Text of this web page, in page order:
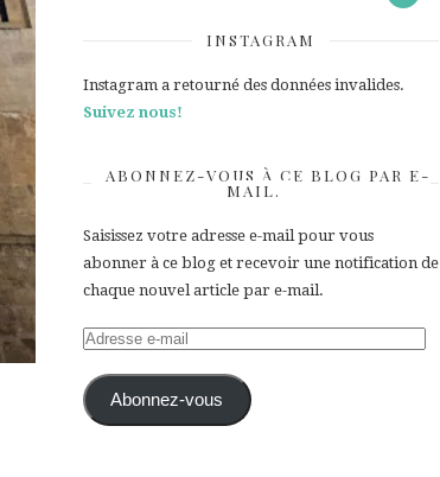
INSTAGRAM
Instagram a retourné des données invalides.
Suivez nous!
ABONNEZ-VOUS À CE BLOG PAR E-
MAIL.
Saisissez votre adresse e-mail pour vous
abonner à ce blog et recevoir une notification de
chaque nouvel article par e-mail.
Adresse
mail Abonnez-vous